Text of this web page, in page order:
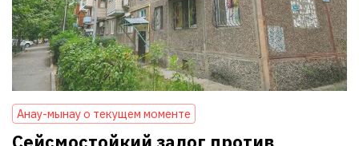
Анау-мынау о текущем моменте